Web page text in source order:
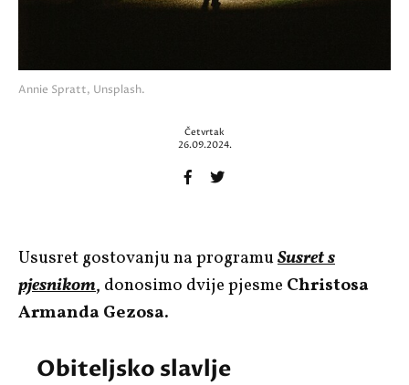
Annie Spratt, Unsplash.
Četvrtak
26.09.2024.
Ususret gostovanju na programuSusret s
pjesnikom, donosimo dvije pjesme Christosa
Armanda Gezosa.
Obiteljsko slavlje